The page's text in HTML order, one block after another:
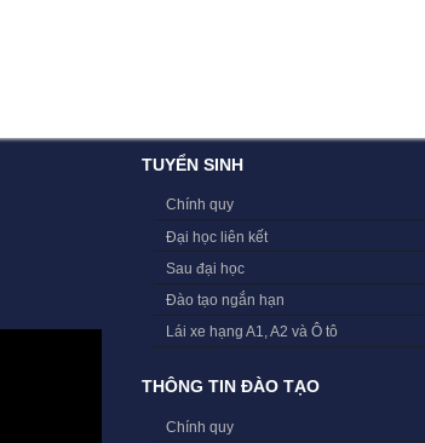
TUYỂN SINH
Chính quy
Đại học liên kết
Sau đại học
Đào tạo ngắn hạn
Lái xe hạng A1, A2 và Ô tô
THÔNG TIN ĐÀO TẠO
Chính quy